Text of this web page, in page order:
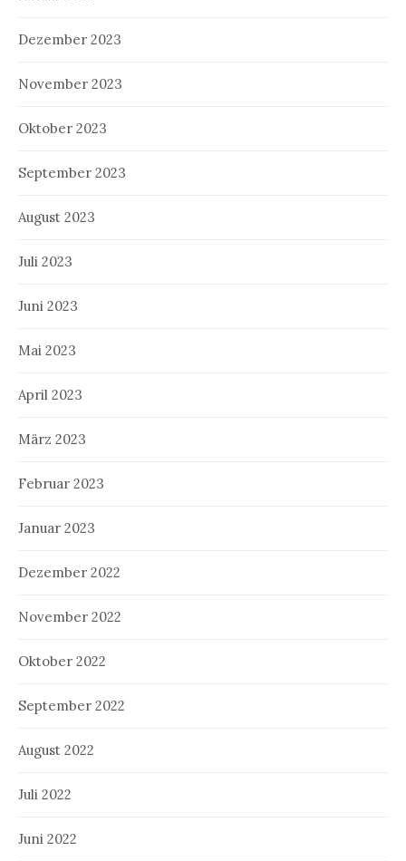
Dezember 2023
November 2023
Oktober 2023
September 2023
August 2023
Juli 2023
Juni 2023
Mai 2023
April 2023
März 2023
Februar 2023
Januar 2023
Dezember 2022
November 2022
Oktober 2022
September 2022
August 2022
Juli 2022
Juni 2022